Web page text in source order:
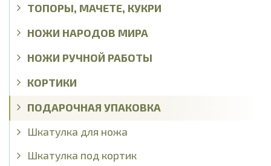
ТОПОРЫ, МАЧЕТЕ, КУКРИ
НОЖИ НАРОДОВ МИРА
НОЖИ РУЧНОЙ РАБОТЫ
КОРТИКИ
ПОДАРОЧНАЯ УПАКОВКА
Шкатулка для ножа
Шкатулка под кортик